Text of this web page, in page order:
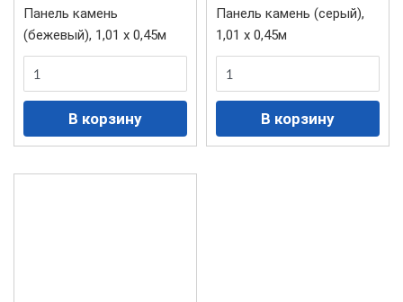
Панель камень
(бежевый), 1,01 х 0,45м
Панель камень (серый),
1,01 х 0,45м